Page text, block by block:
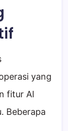
yang
fitur AI
Beberapa